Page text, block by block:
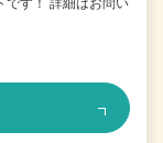
です！ 詳細はお問い